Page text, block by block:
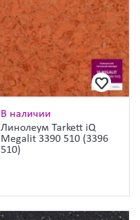
В наличии
Линолеум Tarkett iQ
Megalit 3390 510 (3396
510)